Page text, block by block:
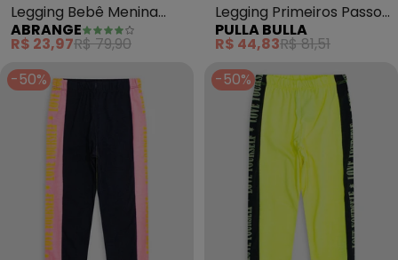
Legging Bebê Menina
Pandinha (Cinza)
ABRANGE
R$ 23,97R$ 79,90
Legging Primeiros Passos
Malha Térmica (Preto)
PULLA BULLA
R$ 44,83R$ 81,51
-50%
-50%